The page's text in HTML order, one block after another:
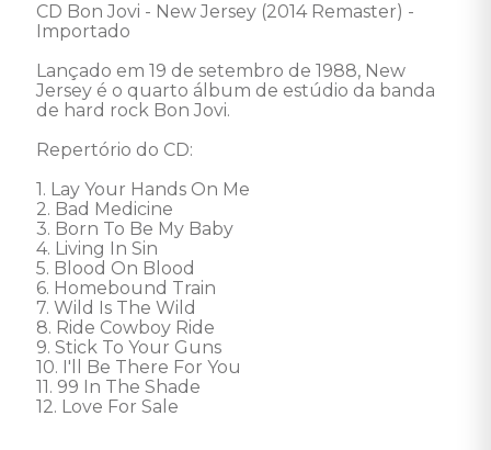
CD Bon Jovi - New Jersey (2014 Remaster) -
Importado
Lançado em 19 de setembro de 1988, New
Jersey é o quarto álbum de estúdio da banda
de hard rock Bon Jovi.
Repertório do CD:
1. Lay Your Hands On Me
2. Bad Medicine
3. Born To Be My Baby
4. Living In Sin
5. Blood On Blood
6. Homebound Train
7. Wild Is The Wild
8. Ride Cowboy Ride
9. Stick To Your Guns
10. I'll Be There For You
11. 99 In The Shade
12. Love For Sale